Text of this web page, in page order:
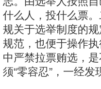
什么人，投什么票
规关于选举制度的
规范，也便于操作
中严禁拉票贿选，
须“零容忍”，一经